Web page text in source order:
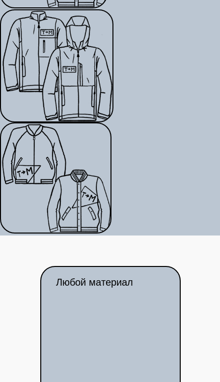
Любой материал